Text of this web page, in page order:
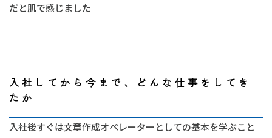
だと肌で感じました
入社してから今まで、どんな仕事をしてき
たか
入社後すぐは文章作成オペレーターとしての基本を学ぶこと